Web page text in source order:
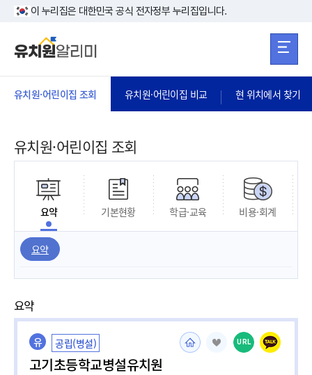
본문 바로가기
이 누리집은 대한민국 공식 전자정부 누리집입니다.
유치원·어린이집 조회 유치원·어린이집 비교 현 위치에서 찾기
유치원·어린이집 조회
요약 기본현황 학급·교육 비용·회계
요약
요약
유 공립(병설)
고기초등학교병설유치원
URL